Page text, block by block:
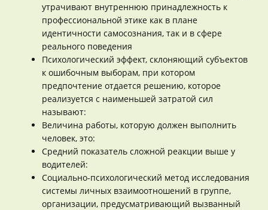
утрачивают внутреннюю принадлежность к
профессиональной этике как в плане
идентичности самосознания, так и в сфере
реального поведения
Психологический эффект, склоняющий субъектов
к ошибочным выборам, при котором
предпочтение отдается решению, которое
реализуется с наименьшей затратой сил
называют:
Величина работы, которую должен выполнить
человек, это:
Средний показатель сложной реакции выше у
водителей:
Социально-психологический метод исследования
системы личных взаимоотношений в группе,
организации, предусматривающий вызванный